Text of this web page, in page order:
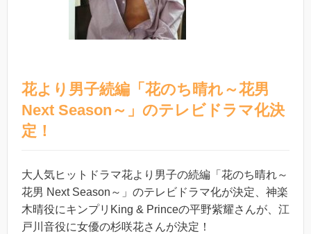
花より男子続編「花のち晴れ～花男
Next Season～」のテレビドラマ化決
定！
大人気ヒットドラマ花より男子の続編「花のち晴れ～
花男 Next Season～」のテレビドラマ化が決定、神楽
木晴役にキンプリKing & Princeの平野紫耀さんが、江
戸川音役に女優の杉咲花さんが決定！